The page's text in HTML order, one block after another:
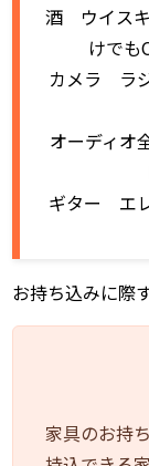
酒 ウイス
けで
カメラ ラ
オーディ
ギター エ
お持ち込みに際
家具のお持